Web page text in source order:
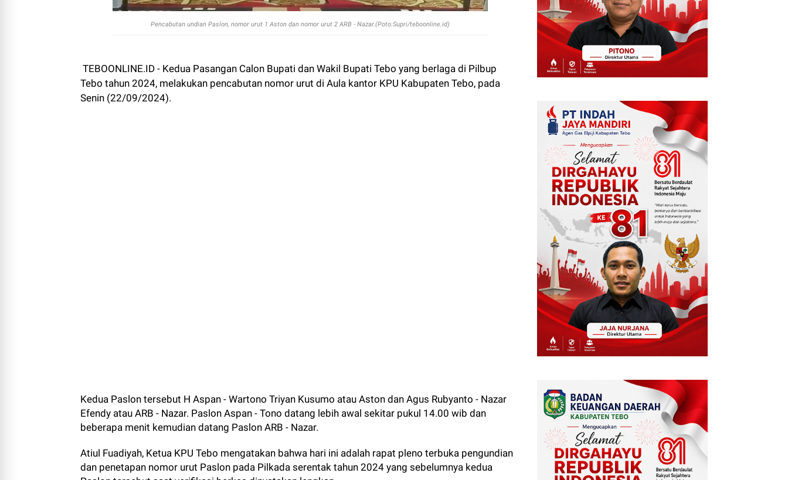
Pencabutan undian Paslon, nomor urut 1 Aston dan nomor urut 2 ARB - Nazar.(Poto:Supri/teboonline.id)
TEBOONLINE.ID - Kedua Pasangan Calon Bupati dan Wakil Bupati Tebo yang berlaga di Pilbup
Tebo tahun 2024, melakukan pencabutan nomor urut di Aula kantor KPU Kabupaten Tebo, pada
Senin (22/09/2024).
Kedua Paslon tersebut H Aspan - Wartono Triyan Kusumo atau Aston dan Agus Rubyanto - Nazar
Efendy atau ARB - Nazar. Paslon Aspan - Tono datang lebih awal sekitar pukul 14.00 wib dan
beberapa menit kemudian datang Paslon ARB - Nazar.
Atiul Fuadiyah, Ketua KPU Tebo mengatakan bahwa hari ini adalah rapat pleno terbuka pengundian
dan penetapan nomor urut Paslon pada Pilkada serentak tahun 2024 yang sebelumnya kedua